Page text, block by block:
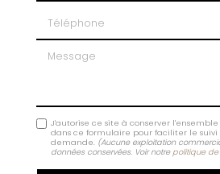
Message
J'autorise ce site à conserver
dans ce formulaire pour faciliter le
demande. (Aucune exploitation
données conservées. Voir notre politique